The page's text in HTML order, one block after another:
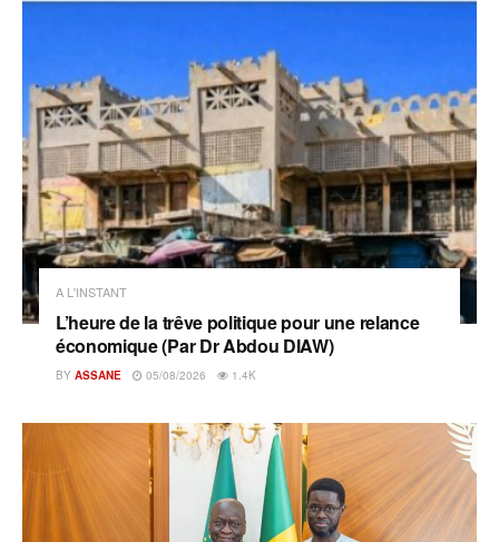
A L'INSTANT
L’heure de la trêve politique pour une relance
économique (Par Dr Abdou DIAW)
BY ASSANE 05/08/2026 1.4K